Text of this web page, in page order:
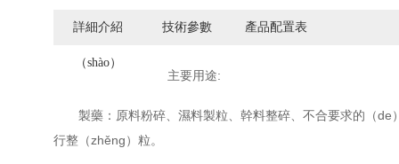
詳細介紹
（shào）
技術參數 產品配置表
主要用途:
製藥：原料粉碎、濕料製粒、幹料整碎、不合要求的（
行整（zhěng）粒。